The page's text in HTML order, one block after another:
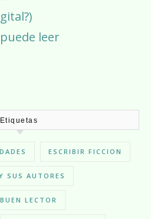
leer
Etiquetas
ESCRIBIR FICCION
SUS AUTORES
LECTOR